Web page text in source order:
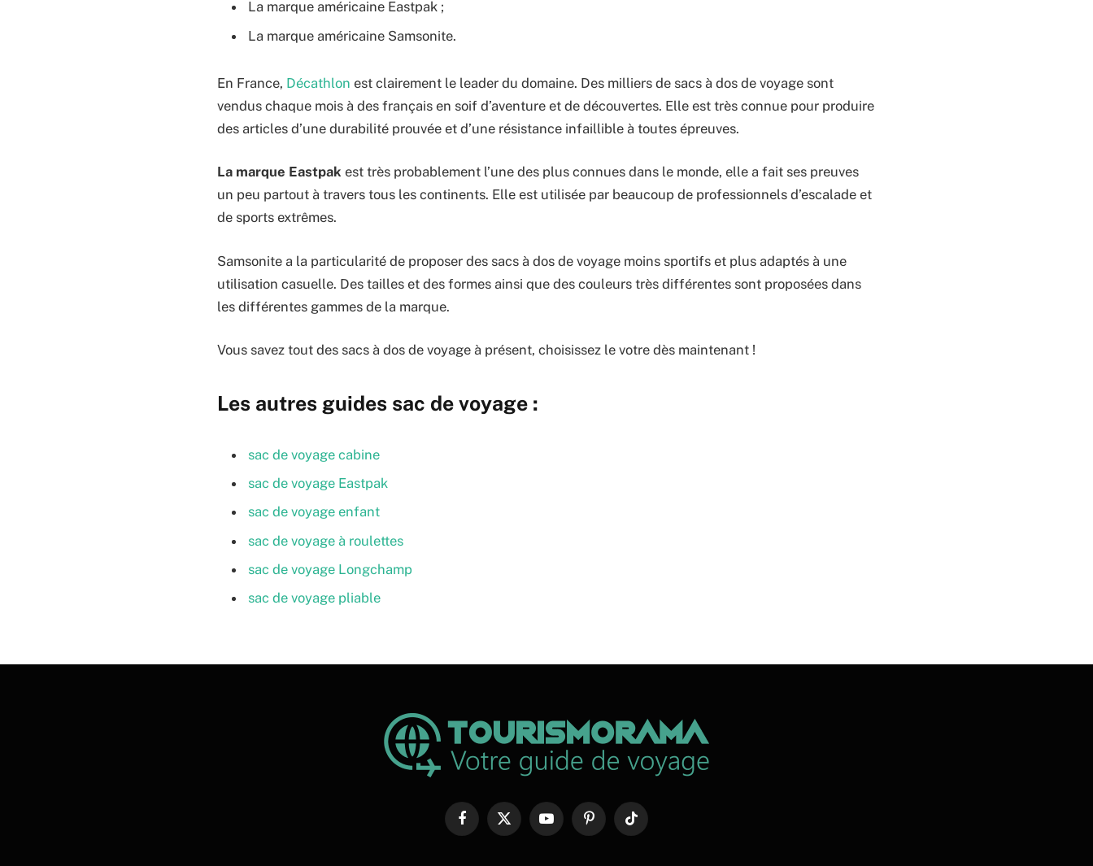
La marque américaine Eastpak ;
La marque américaine Samsonite.
En France, Décathlon est clairement le leader du domaine. Des milliers de sacs à dos de voyage sont
vendus chaque mois à des français en soif d’aventure et de découvertes. Elle est très connue pour produire
des articles d’une durabilité prouvée et d’une résistance infaillible à toutes épreuves.
La marque Eastpak est très probablement l’une des plus connues dans le monde, elle a fait ses preuves
un peu partout à travers tous les continents. Elle est utilisée par beaucoup de professionnels d’escalade et
de sports extrêmes.
Samsonite a la particularité de proposer des sacs à dos de voyage moins sportifs et plus adaptés à une
utilisation casuelle. Des tailles et des formes ainsi que des couleurs très différentes sont proposées dans
les différentes gammes de la marque.
Vous savez tout des sacs à dos de voyage à présent, choisissez le votre dès maintenant !
Les autres guides sac de voyage :
sac de voyage cabine
sac de voyage Eastpak
sac de voyage enfant
sac de voyage à roulettes
sac de voyage Longchamp
sac de voyage pliable
FacebookX
YouTubePinterestTikTok